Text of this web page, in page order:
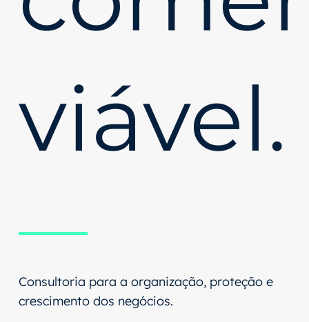
viável.
Consultoria para a organização, proteção e
crescimento dos negócios.